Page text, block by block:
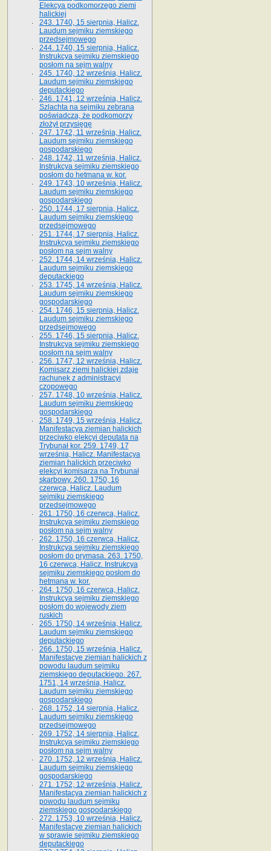
Elekcya podkomorzego ziemi
halickiej
243. 1740, 15 sierpnia, Halicz.
Laudum sejmiku ziemskiego
przedsejmowego
244. 1740, 15 sierpnia, Halicz.
Instrukcya sejmiku ziemskiego
posłom na sejm walny
245. 1740, 12 września, Halicz.
Laudum sejmiku ziemskiego
deputackiego
246. 1741, 12 września, Halicz.
Szlachta na sejmiku zebrana
poświadcza, że podkomorzy
złożył przysięgę
247. 1742, 11 września, Halicz.
Laudum sejmiku ziemskiego
gospodarskiego
248. 1742, 11 września, Halicz.
Instrukcya sejmiku ziemskiego
posłom do hetmana w. kor.
249. 1743, 10 września, Halicz.
Laudum sejmiku ziemskiego
gospodarskiego
250. 1744, 17 sierpnia, Halicz.
Laudum sejmiku ziemskiego
przedsejmowego
251. 1744, 17 sierpnia, Halicz.
Instrukcya sejmiku ziemskiego
posłom na sejm walny
252. 1744, 14 września, Halicz.
Laudum sejmiku ziemskiego
deputackiego
253. 1745, 14 września, Halicz.
Laudum sejmiku ziemskiego
gospodarskiego
254. 1746, 15 sierpnia, Halicz.
Laudum sejmiku ziemskiego
przedsejmowego
255. 1746, 15 sierpnia, Halicz.
Instrukcya sejmiku ziemskiego
posłom na sejm walny
256. 1747, 12 września, Halicz.
Komisarz ziemi halickiej zdaje
rachunek z administracyi
czopowego
257. 1748, 10 września, Halicz.
Laudum sejmiku ziemskiego
gospodarskiego
258. 1749, 15 września, Halicz.
Manifestacya ziemian halickich
przeciwko elekcyi deputata na
Trybunał kor. 259. 1749, 17
września, Halicz. Manifestacya
ziemian halickich przeciwko
elekcyi komisarza na Trybunał
skarbowy. 260. 1750, 16
czerwca, Halicz. Laudum
sejmiku ziemskiego
przedsejmowego
261. 1750, 16 czerwca, Halicz.
Instrukcya sejmiku ziemskiego
posłom na sejm walny
262. 1750, 16 czerwca, Halicz.
Instrukcya sejmiku ziemskiego
posłom do prymasa. 263. 1750,
16 czerwca, Halicz. Instrukcya
sejmiku ziemskiego posłom do
hetmana w. kor.
264. 1750, 16 czerwca, Halicz.
Instrukcya sejmiku ziemskiego
posłom do wojewody ziem
ruskich
265. 1750, 14 września, Halicz.
Laudum sejmiku ziemskiego
deputackiego
266. 1750, 15 września, Halicz.
Manifestacye ziemian halickich z
powodu laudum sejmiku
ziemskiego deputackiego. 267.
1751, 14 września, Halicz.
Laudum sejmiku ziemskiego
gospodarskiego
268. 1752, 14 sierpnia, Halicz.
Laudum sejmiku ziemskiego
przedsejmowego
269. 1752, 14 sierpnia, Halicz.
Instrukcya sejmiku ziemskiego
posłom na sejm walny
270. 1752, 12 września, Halicz.
Laudum sejmiku ziemskiego
gospodarskiego
271. 1752, 12 września, Halicz.
Manifestacya ziemian halickich z
powodu laudum sejmiku
ziemskiego gospodarskiego
272. 1753, 10 września, Halicz.
Manifestacye ziemian halickich
w sprawie sejmiku ziemskiego
deputackiego